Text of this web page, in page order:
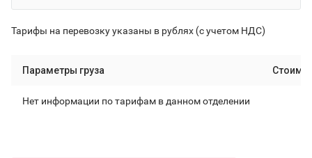
Тарифы на перевозку указаны в рублях (с учетом НДС)
Параметры груза
Нет информации по тарифам в данном отделении